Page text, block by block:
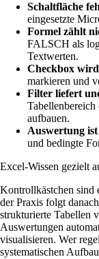
Schaltfläche
eingesetzte
Formel zählt
FALSCH als
Textwerten.
Checkbox
markieren und
Filter liefert
aufbauen.
Auswertung
und bedingte
Excel-Wissen gezielt
Kontrollkästchen sind
der Praxis folgt
strukturierte Tabellen
Auswertungen
visualisieren. Wer
systematischen